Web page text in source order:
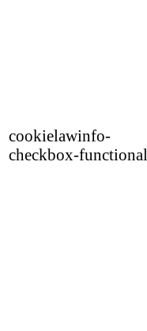
cookielawinfo-
checkbox-functional